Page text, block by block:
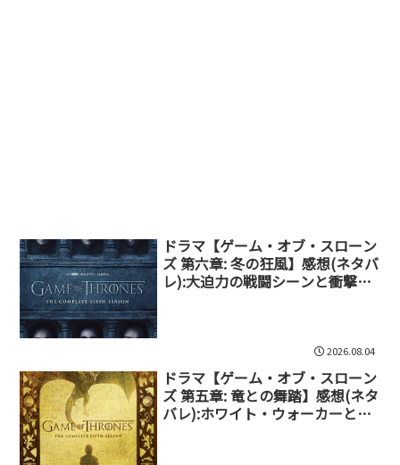
ドラマ【ゲーム・オブ・スローン
ズ 第六章: 冬の狂風】感想(ネタバ
レ):大迫力の戦闘シーンと衝撃の
2026.08.04
ドラマ【ゲーム・オブ・スローン
ズ 第五章: 竜との舞踏】感想(ネタ
バレ):ホワイト・ウォーカーとの